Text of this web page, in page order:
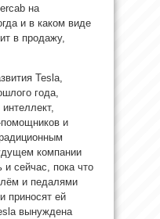
на
и в каком виде
в продажу,
Tesla,
года,
и
компании
и сейчас, пока что
и педалями
приносят ей
вынуждена